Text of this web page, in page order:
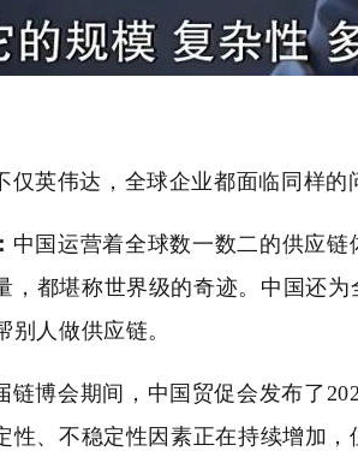
仅英伟达，全球企业都面临同样
中国运营着全球数一数二的供应
，都堪称世界级的奇迹。中国还
别人做供应链。
链博会期间，中国贸促会发布了
性、不稳定性因素正在持续增加